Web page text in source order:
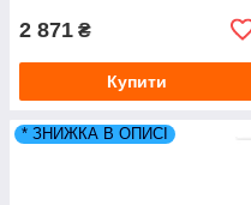
2 871 ₴
Купити
* ЗНИЖКА В ОПИСІ